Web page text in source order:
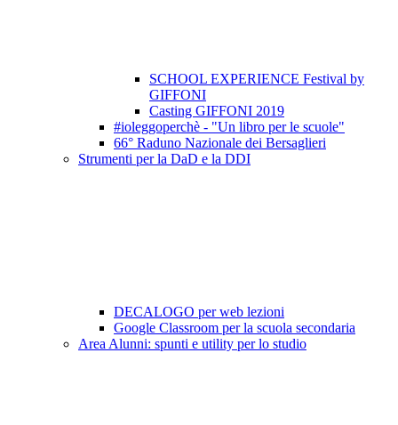
SCHOOL EXPERIENCE Festival by
GIFFONI
Casting GIFFONI 2019
#ioleggoperchè - "Un libro per le scuole"
66° Raduno Nazionale dei Bersaglieri
Strumenti per la DaD e la DDI
DECALOGO per web lezioni
Google Classroom per la scuola secondaria
Area Alunni: spunti e utility per lo studio